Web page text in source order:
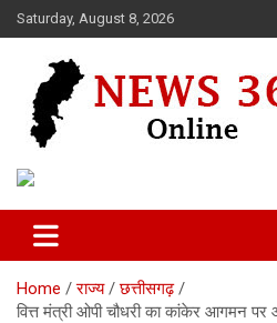
Skip
to
Saturday, August 8, 2026
News 36
Home राज्य
छत्तीसगढ़
वित्त मंत्री ओपी चौधरी का कांकेर आगमन पर